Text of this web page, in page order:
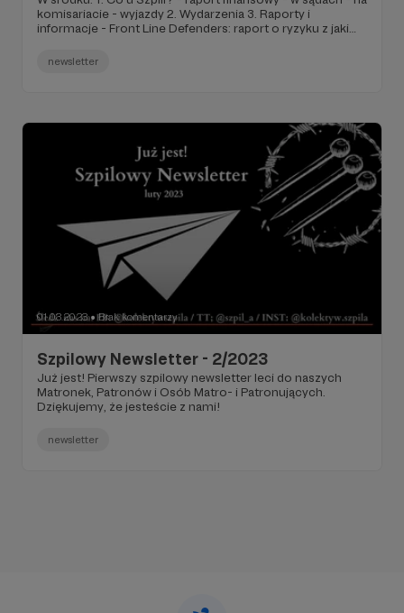
komisariacie - wyjazdy 2. Wydarzenia 3. Raporty i
informacje - Front Line Defenders: raport o ryzyku z jakim
Dlaczego feministki powinny wspierać walkę przeciwko
newsletter
01.03.2023 ● Brak komentarzy
Szpilowy Newsletter - 2/2023
Już jest! Pierwszy szpilowy newsletter leci do naszych
Matronek, Patronów i Osób Matro- i Patronujących.
Dziękujemy, że jesteście z nami!
newsletter